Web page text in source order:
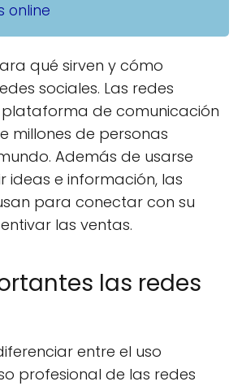
online
qué sirven y cómo
sociales. Las redes
plataforma de comunicación
millones de personas
Además de usarse
e información, las
para conectar con su
las ventas.
las redes
entre el uso
profesional de las redes